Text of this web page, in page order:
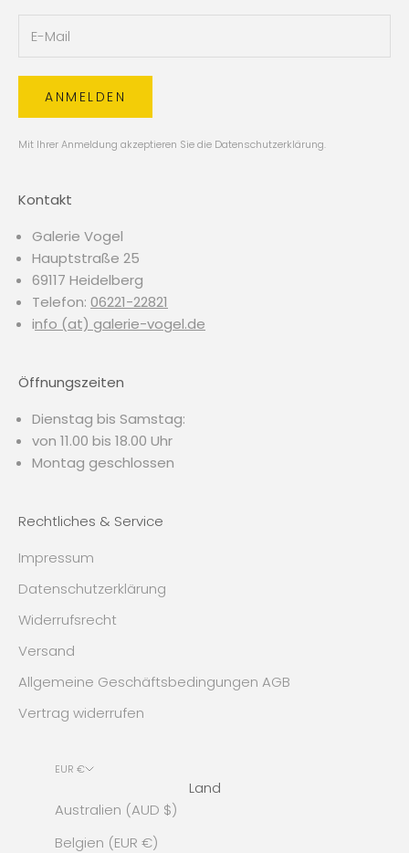
ANMELDEN
Mit Ihrer Anmeldung akzeptieren Sie die Datenschutzerklärung.
Kontakt
Galerie Vogel
Hauptstraße 25
69117 Heidelberg
Telefon: 06221-22821
info (at) galerie-vogel.de
Öffnungszeiten
Dienstag bis Samstag:
von 11.00 bis 18.00 Uhr
Montag geschlossen
Rechtliches & Service
Impressum
Datenschutzerklärung
Widerrufsrecht
Versand
Allgemeine Geschäftsbedingungen AGB
Vertrag widerrufen
EUR €
Land
Australien (AUD $)
Belgien (EUR €)